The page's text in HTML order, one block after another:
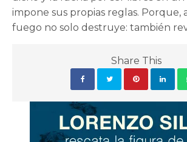
impone sus propias reglas. Porque,
fuego no solo destruye: también
Share This